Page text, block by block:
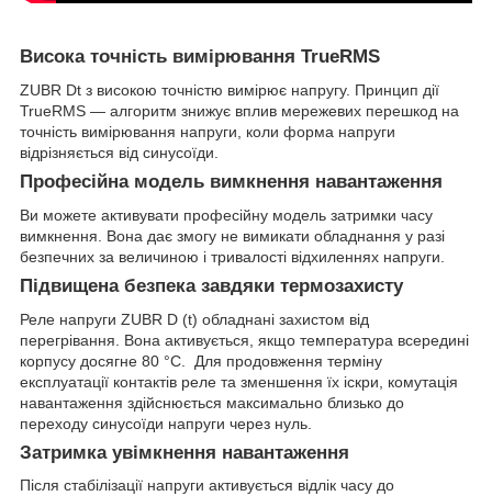
Висока точність вимірювання TrueRMS
ZUBR Dt з високою точністю вимірює напругу. Принцип дії
TrueRMS — алгоритм знижує вплив мережевих перешкод на
точність вимірювання напруги, коли форма напруги
відрізняється від синусоїди.
Професійна модель вимкнення навантаження
Ви можете активувати професійну модель затримки часу
вимкнення. Вона дає змогу не вимикати обладнання у разі
безпечних за величиною і тривалості відхиленнях напруги.
Підвищена безпека завдяки термозахисту
Реле напруги ZUBR D (t) обладнані захистом від
перегрівання. Вона активується, якщо температура всередині
корпусу досягне 80 °С. Для продовження терміну
експлуатації контактів реле та зменшення їх іскри, комутація
навантаження здійснюється максимально близько до
переходу синусоїди напруги через нуль.
Затримка увімкнення навантаження
Після стабілізації напруги активується відлік часу до